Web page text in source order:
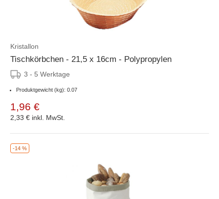
Kristallon
Tischkörbchen - 21,5 x 16cm - Polypropylen
3 - 5 Werktage
Produktgewicht (kg): 0.07
1,96 €
2,33 € inkl. MwSt.
-14 %